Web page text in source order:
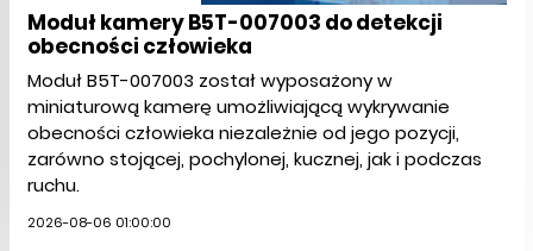
Moduł kamery B5T-007003 do detekcji
obecności człowieka
Moduł B5T-007003 został wyposażony w
miniaturową kamerę umożliwiającą wykrywanie
obecności człowieka niezależnie od jego pozycji,
zarówno stojącej, pochylonej, kucznej, jak i podczas
ruchu.
2026-08-06 01:00:00